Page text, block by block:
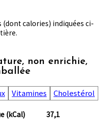
calories) indiquées ci-
non enrichie,
Vitamines Cholestérol
(kCal) 37,1